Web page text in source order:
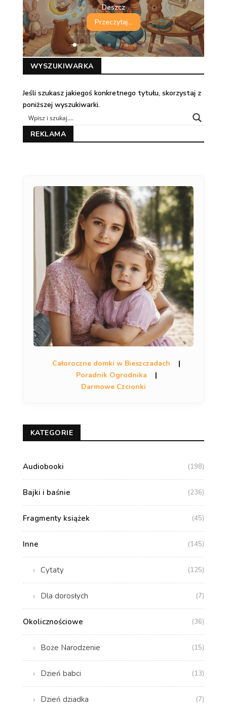
Deszcz
Przeczytaj...
WYSZUKIWARKA
Jeśli szukasz jakiegoś konkretnego tytułu, skorzystaj z
poniższej wyszukiwarki.
REKLAMA
Całoroczne domki w Bieszczadach
|
Poradnik Ogrodnika
|
Darmowe Czcionki
KATEGORIE
Audiobooki (198)
Bajki i baśnie (236)
Fragmenty książek (45)
Inne (145)
Cytaty (125)
Dla dorosłych (7)
Okolicznościowe (36)
Boże Narodzenie (15)
Dzień babci (13)
Dzień dziadka (7)